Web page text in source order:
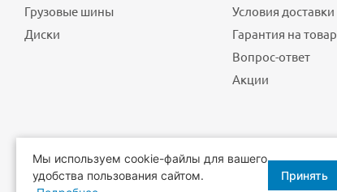
Грузовые шины
Диски
Условия доставки
Гарантия на товар
Вопрос-ответ
Акции
2026 © Еврошины - шины, диски, шиномонтаж.
Мы используем cookie-файлы для вашего
удобства пользования сайтом.
Принять